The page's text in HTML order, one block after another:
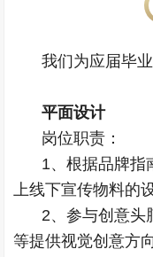
我们为应届毕
平面设计
岗位职责：
1、根据品牌指
上线下宣传物料的
2、参与创意头
等提供视觉创意方